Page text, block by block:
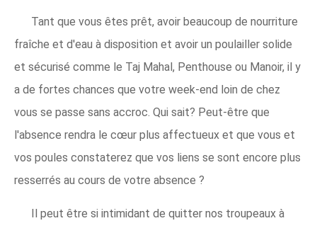
Tant que vous êtes prêt, avoir beaucoup de nourriture
fraîche et d'eau à disposition et avoir un poulailler solide
et sécurisé comme le Taj Mahal, Penthouse ou Manoir, il y
a de fortes chances que votre week-end loin de chez
vous se passe sans accroc. Qui sait? Peut-être que
l'absence rendra le cœur plus affectueux et que vous et
vos poules constaterez que vos liens se sont encore plus
resserrés au cours de votre absence ?
Il peut être si intimidant de quitter nos troupeaux à